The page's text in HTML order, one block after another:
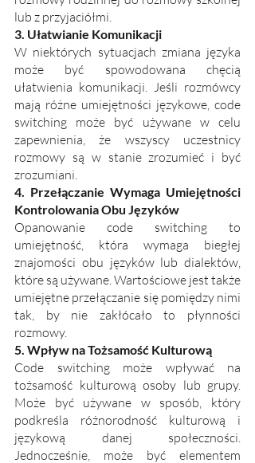
lub z przyjaciółmi.
3. Ułatwianie Komunikacji
W niektórych sytuacjach zmiana języka
może być spowodowana chęcią
ułatwienia komunikacji. Jeśli rozmówcy
mają różne umiejętności językowe, code
switching może być używane w celu
zapewnienia, że wszyscy uczestnicy
rozmowy są w stanie zrozumieć i być
zrozumiani.
4. Przełączanie Wymaga Umiejętności
Kontrolowania Obu Języków
Opanowanie code switching to
umiejętność, która wymaga biegłej
znajomości obu języków lub dialektów,
które są używane. Wartościowe jest także
umiejętne przełączanie się pomiędzy nimi
tak, by nie zakłócało to płynności
rozmowy.
5. Wpływ na Tożsamość Kulturową
Code switching może wpływać na
tożsamość kulturową osoby lub grupy.
Może być używane w sposób, który
podkreśla różnorodność kulturową i
językową danej społeczności.
Jednocześnie, może być elementem